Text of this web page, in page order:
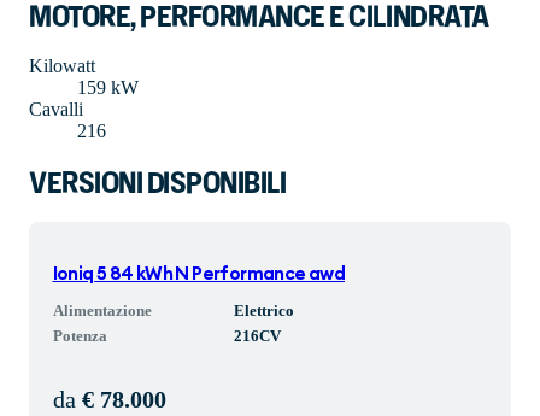
MOTORE, PERFORMANCE E CILINDRATA
Kilowatt
159 kW
Cavalli
216
VERSIONI DISPONIBILI
Ioniq 5 84 kWh N Performance awd
Alimentazione
Elettrico
Potenza
216CV
da € 78.000